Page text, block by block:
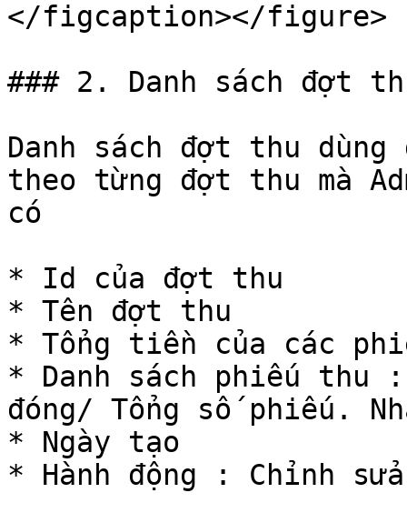
</figcaption></figure>
### 2. Danh sách đợt
Danh sách đợt thu
theo từng đợt thu mà
có
* Id của đợt thu
* Tên đợt thu
* Tổng tiền của các
* Danh sách phiếu thu
đóng/ Tổng số phiếu.
* Ngày tạo
* Hành động : Chỉnh